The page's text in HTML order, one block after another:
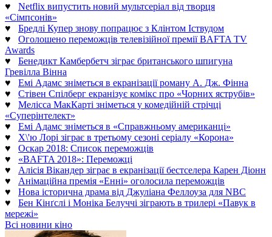
♥ Netflix випустить новий мультсеріал від творця
«Сімпсонів»
♥ Бредлі Купер знову попрацює з Клінтом Іствудом
♥ Оголошено переможців телевізійної премії BAFTA TV
Awards
♥ Бенедикт Камбербетч зіграє британського шпигуна
Гревілла Вінна
♥ Емі Адамс зніметься в екранізації роману А. Дж. Фінна
♥ Стівен Спілберг екранізує комікс про «Чорних яструбів»
♥ Мелісса МакКарті зніметься у комедійній стрічці
«Суперінтелект»
♥ Емі Адамс зніметься в «Справжньому американці»
♥ Х\'ю Лорі зіграє в третьому сезоні серіалу «Корона»
♥ Оскар 2018: Список переможців
♥ «BAFTA 2018»: Переможці
♥ Алісія Вікандер зіграє в екранізації бестселера Карен Діонн
♥ Анімаційна премія «Енні» оголосила переможців
♥ Нова історична драма від Джуліана Феллоуза для NBC
♥ Бен Кінґслі і Моніка Белуччі зіграють в трилері «Павук в
мережі»
Всі новини кіно